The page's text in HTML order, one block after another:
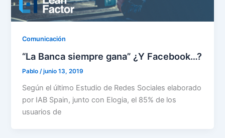
Comunicación
“La Banca siempre gana” ¿Y Facebook…?
Pablo/junio 13, 2019
Según el último Estudio de Redes Sociales elaborado
por IAB Spain, junto con Elogia, el 85% de los
usuarios de